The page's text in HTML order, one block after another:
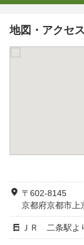
地図・アクセス
〒602-8145
京都府京都市上
ＪＲ 二条駅よ